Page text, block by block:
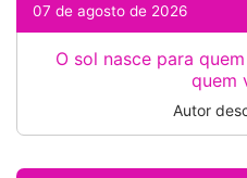
07 de agosto de 2026
O sol nasce para
quem
Autor